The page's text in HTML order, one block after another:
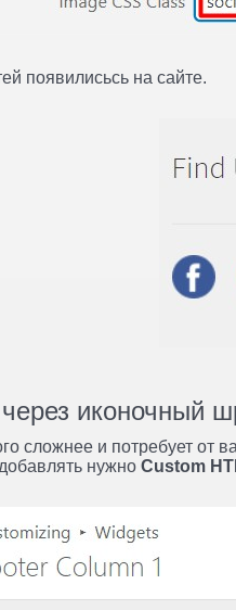
появилисьсь на сайте.
иконочный
сложнее и потребует от
нужно Custom